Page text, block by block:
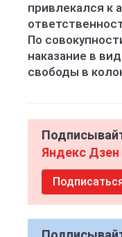
привлекался к
По
наказание в
свободы в
Яндекс Дзен